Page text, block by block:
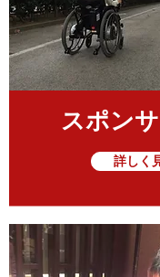
スポン
詳しく